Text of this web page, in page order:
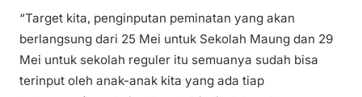
“Target kita, penginputan peminatan yang akan
berlangsung dari 25 Mei untuk Sekolah Maung dan 29
Mei untuk sekolah reguler itu semuanya sudah bisa
terinput oleh anak-anak kita yang ada tiap